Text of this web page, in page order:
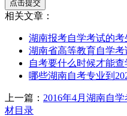
相关文章：
湖南报考自学考试的考
湖南省高等教育自学
自考要什么时候才能查
哪些湖南自考专业到
上一篇： 2016年4月湖南自
材目录